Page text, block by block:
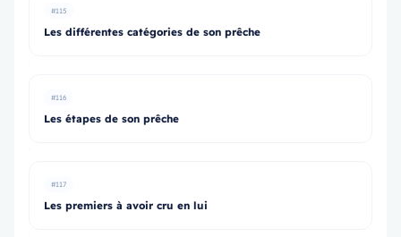
#115
Les différentes catégories de son prêche
#116
Les étapes de son prêche
#117
Les premiers à avoir cru en lui